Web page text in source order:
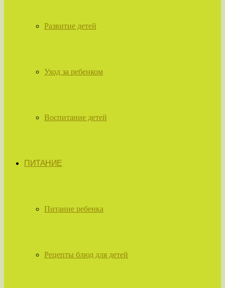
Развитие детей
Уход за ребенком
Воспитание детей
ПИТАНИЕ
Питание ребенка
Рецепты блюд для детей